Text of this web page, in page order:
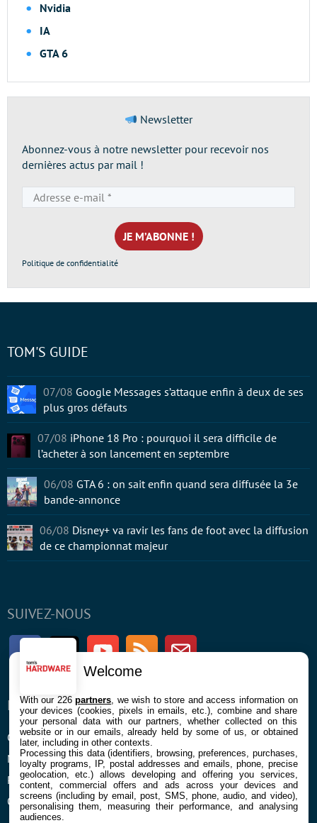
Nvidia
IA
GTA 6
Newsletter
Abonnez-vous à notre newsletter pour recevoir nos
dernières actus par mail !
e-
mail
*
Politique de confidentialité
SUIVEZ-NOUS
FacebookTwitter Youtube RSS Newsletter
ENTREPRISE
Confidentialité et Cookies
Mentions légales et CGU
Préférences Cookies
Qui sommes nous
À PROPOS
Contact
TOM'S GUIDE
07/08 Google Messages s’attaque enfin à deux de ses
plus gros défauts
07/08 iPhone 18 Pro : pourquoi il sera difficile de
l’acheter à son lancement en septembre
06/08 GTA 6 : on sait enfin quand sera diffusée la 3e
bande-annonce
06/08 Disney+ va ravir les fans de foot avec la diffusion
de ce championnat majeur
Welcome
With our 226partners , we wish to store and access information on
your devices (cookies, pixels in emails, etc.), combine and share
your personal data with our partners, whether collected on this
website or in our emails, already held by some of us, or obtained
later, including in other contexts.
Processing this data (identifiers, browsing, preferences, purchases,
loyalty programs, IP, postal addresses and emails, phone, precise
geolocation, etc.) allows developing and offering you services,
content, commercial offers and ads across your devices and
screens (including by email, post, SMS, phone, audio, and video),
personalising them, measuring their performance, and analysing
audiences.